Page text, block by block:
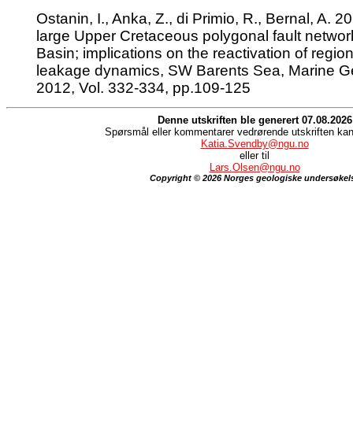
Ostanin, I., Anka, Z., di Primio, R., Bernal, A.
large Upper Cretaceous polygonal fault
Basin; implications on the reactivation of
leakage dynamics, SW Barents Sea, Marine
2012, Vol. 332-334, pp.109-125
Denne utskriften ble generert 07.08.2026
Spørsmål eller kommentarer vedrørende utskriften
Katia.Svendby@ngu.no
eller til
Lars.Olsen@ngu.no
Copyright © 2026 Norges geologiske